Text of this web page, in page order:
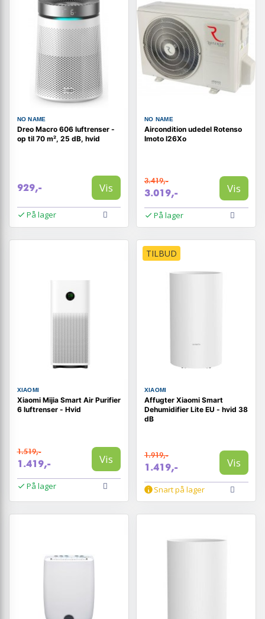
NO NAME
Dreo Macro 606 luftrenser -
op til 70 m², 25 dB, hvid
929,- Vis
På lager
NO NAME
Aircondition udedel Rotenso
Imoto I26Xo
3.419,-
3.019,- Vis
På lager
XIAOMI
Xiaomi Mijia Smart Air Purifier
6 luftrenser - Hvid
1.519,-
1.419,- Vis
På lager
TILBUD
XIAOMI
Affugter Xiaomi Smart
Dehumidifier Lite EU - hvid 38
dB
1.919,-
1.419,- Vis
Snart på lager